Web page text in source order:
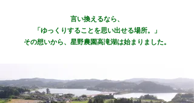
言い換えるなら、
「ゆっくりすることを思い出せる場所。」
その想いから、星野農園高滝湖は始まりました。